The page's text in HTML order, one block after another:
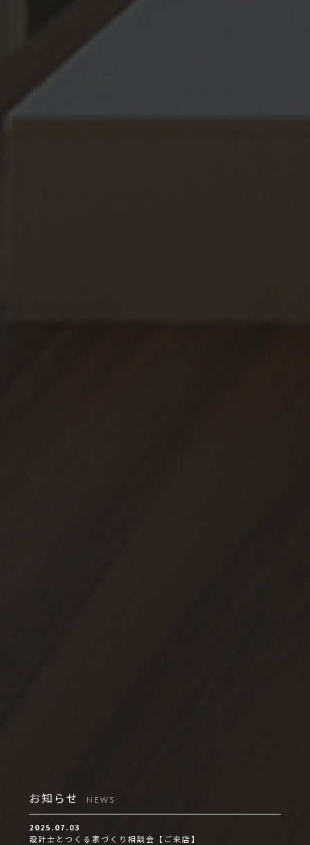
お知らせ NEWS
2025.07.03
設計士とつくる家づくり相談会【ご来店】